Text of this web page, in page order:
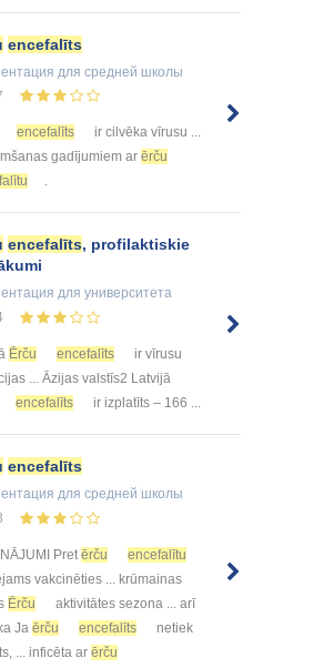
encefalīts
для средней школы
encefalīts
ir cilvēka vīrusu ...
gadījumiem ar ērču
.
encefalīts, profilaktiskie
для университета
Ērču encefalīts
ir vīrusu
... Āzijas valstīs2 Latvijā
encefalīts ir izplatīts – 166 ...
encefalīts
для средней школы
Pretērču
encefalītu
vakcinēties ... krūmainas
Ērču
aktivitātes sezona ... arī
Ja ērču encefalīts
netiek
... inficēta ar ērču